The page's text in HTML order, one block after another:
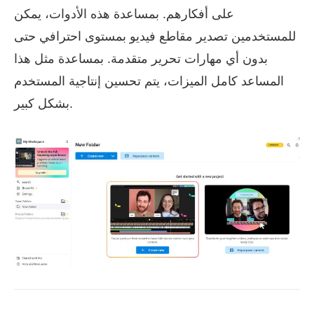
على أفكارهم. بمساعدة هذه الأدوات، يمكن
للمستخدمين تصدير مقاطع فيديو بمستوى احترافي حتى
بدون أي مهارات تحرير متقدمة. بمساعدة مثل هذا
المساعد كامل الميزات، يتم تحسين إنتاجية المستخدم
بشكل كبير.